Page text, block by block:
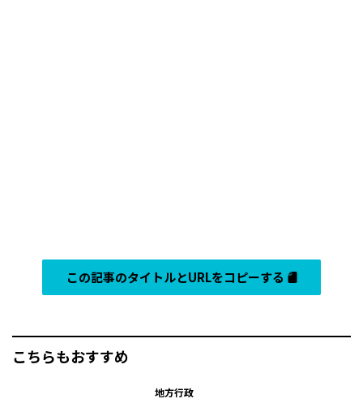
この記事のタイトルとURLをコピーする
こちらもおすすめ
地方行政